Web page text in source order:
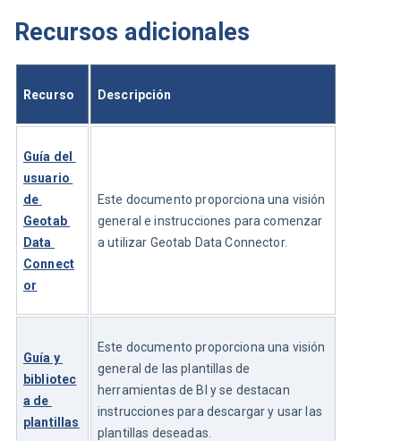
Recursos adicionales
Recurso Descripción
Guía del
usuario
de
Geotab
Data
Connect
or
Este documento proporciona una visión
general e instrucciones para comenzar
a utilizar Geotab Data Connector.
Guía y
bibliotec
a de
plantillas
Este documento proporciona una visión
general de las plantillas de
herramientas de BI y se destacan
instrucciones para descargar y usar las
plantillas deseadas.